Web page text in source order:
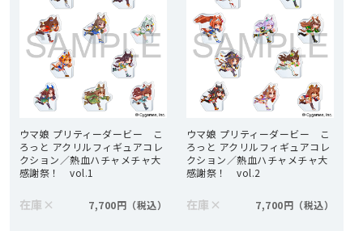
ウマ娘 プリティーダービー こ
ろっと アクリルフィギュアコレ
クション／熱血ハチャメチャ大
感謝祭！ vol.1
在庫 × 7,700円
ウマ娘 プリティーダービー こ
ろっと アクリルフィギュアコレ
クション／熱血ハチャメチャ大
感謝祭！ vol.2
在庫 × 7,700円